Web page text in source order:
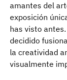
amantes del
exposición
has visto
decidido
la creatividad
visualmente